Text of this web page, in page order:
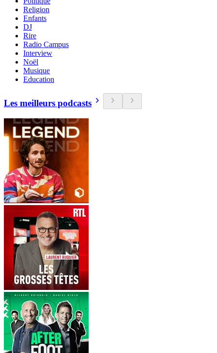
Religion
Enfants
DJ
Rire
Radio Campus
Interview
Noël
Musique
Education
Les meilleurs podcasts